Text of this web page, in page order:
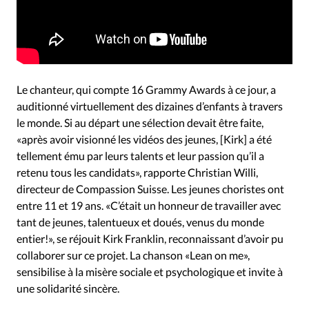
Le chanteur, qui compte 16 Grammy Awards à ce jour, a
auditionné virtuellement des dizaines d’enfants à travers
le monde. Si au départ une sélection devait être faite,
«après avoir visionné les vidéos des jeunes, [Kirk] a été
tellement ému par leurs talents et leur passion qu’il a
retenu tous les candidats», rapporte Christian Willi,
directeur de Compassion Suisse. Les jeunes choristes ont
entre 11 et 19 ans. «C’était un honneur de travailler avec
tant de jeunes, talentueux et doués, venus du monde
entier!», se réjouit Kirk Franklin, reconnaissant d’avoir pu
collaborer sur ce projet. La chanson «Lean on me»,
sensibilise à la misère sociale et psychologique et invite à
une solidarité sincère.